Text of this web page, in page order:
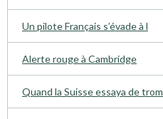
Un pilote Français s’évade à l
Alerte rouge à Cambridge
Quand la Suisse essaya de trom